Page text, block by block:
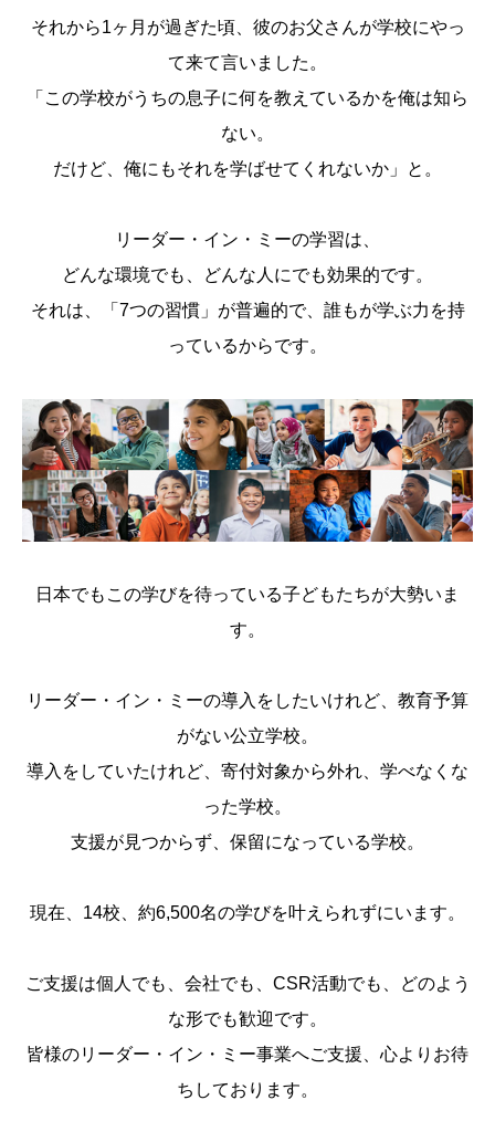
それから1ヶ月が過ぎた頃、彼のお父さんが学校にやっ
て来て言いました。
「この学校がうちの息子に何を教えているかを俺は知ら
ない。
だけど、俺にもそれを学ばせてくれないか」と。
リーダー・イン・ミーの学習は、
どんな環境でも、どんな人にでも効果的です。
それは、「7つの習慣」が普遍的で、誰もが学ぶ力を持
っているからです。
日本でもこの学びを待っている子どもたちが大勢いま
す。
リーダー・イン・ミーの導入をしたいけれど、教育予算
がない公立学校。
導入をしていたけれど、寄付対象から外れ、学べなくな
った学校。
支援が見つからず、保留になっている学校。
現在、14校、約6,500名の学びを叶えられずにいます。
ご支援は個人でも、会社でも、CSR活動でも、どのよう
な形でも歓迎です。
皆様のリーダー・イン・ミー事業へご支援、心よりお待
ちしております。